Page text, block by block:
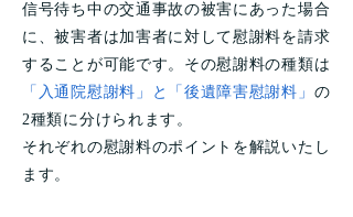
信号待ち中の交通事故の被害にあった場合
に、被害者は加害者に対して慰謝料を請求
することが可能です。その慰謝料の種類は
「入通院慰謝料」と「後遺障害慰謝料」 の
2種類に分けられます。
それぞれの慰謝料のポイントを解説いたし
ます。